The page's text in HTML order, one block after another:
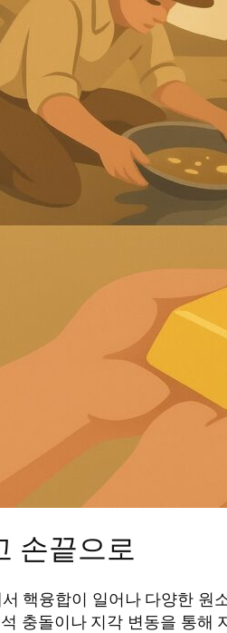
손끝으로
핵융합이 일어나 다양한 원
충돌이나 지각 변동을 통해